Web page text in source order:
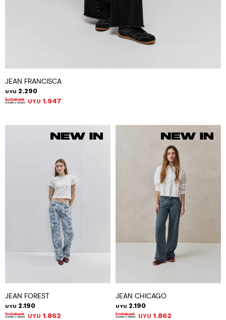
JEAN FRANCISCA
UYU 2.290
UYU 1.947
JEAN FOREST
UYU 2.190
UYU 1.862
JEAN CHICAGO
UYU 2.190
UYU 1.862